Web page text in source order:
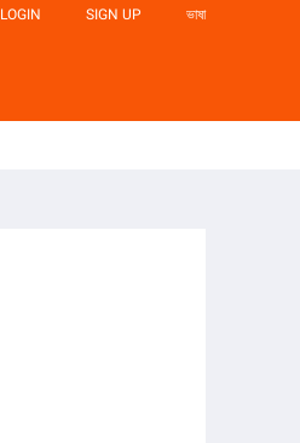
LOGIN SIGN UP ভাষা